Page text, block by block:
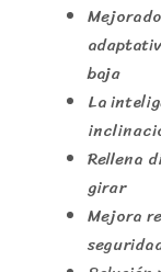
baja
La
Rellena
girar
Mejora